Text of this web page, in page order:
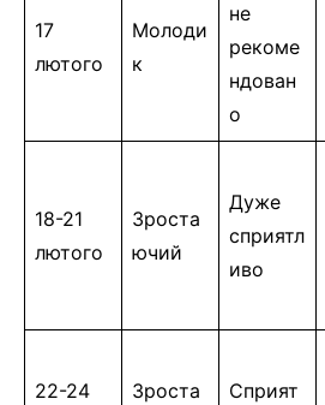
17
лютого
Молоди
к
не
рекоме
ндован
о
18-21
лютого
Зроста
ючий
Дуже
сприятл
иво
22-24
Зроста
Сприят